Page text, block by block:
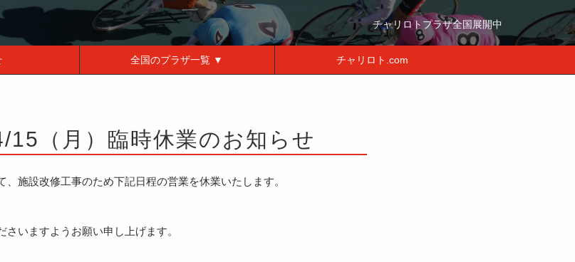
チャリロトプラザ全国展開中
全国のプラザ一覧 ▼ チャリロト.com
15（月）臨時休業のお知らせ
施設改修工事のため下記日程の営業を休業いたします。
いますようお願い申し上げます。